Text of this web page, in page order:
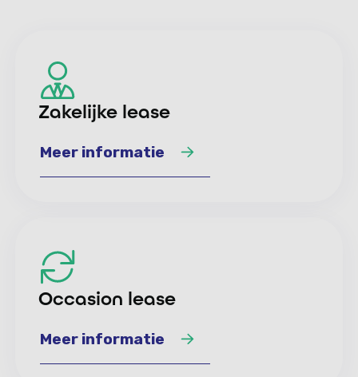
Zakelijke lease
Meer informatie
Occasion lease
Meer informatie